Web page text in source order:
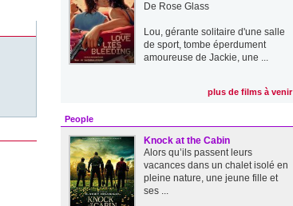
De Rose Glass
Lou, gérante solitaire d'une salle
de sport, tombe éperdument
amoureuse de Jackie, une ...
plus de films à venir
People
Knock at the Cabin
Alors qu’ils passent leurs
vacances dans un chalet isolé en
pleine nature, une jeune fille et
ses ...